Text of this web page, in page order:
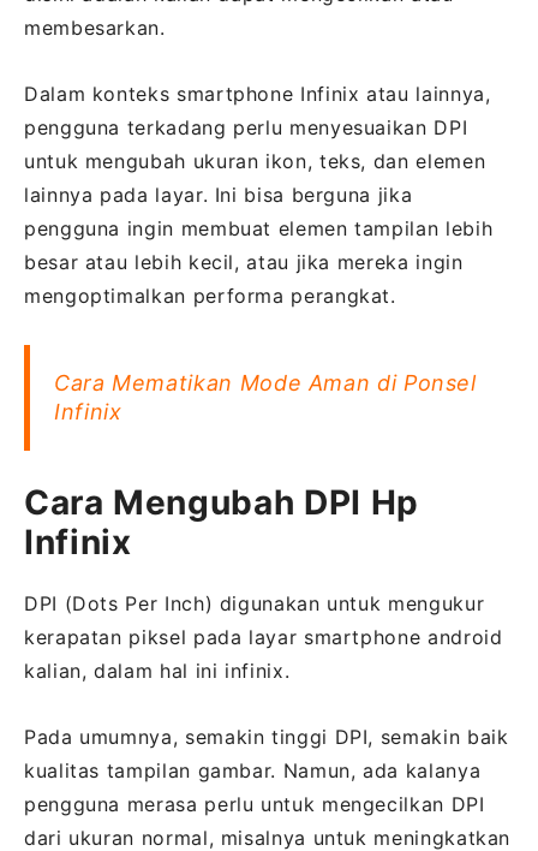
membesarkan.
Dalam konteks smartphone Infinix atau lainnya,
pengguna terkadang perlu menyesuaikan DPI
untuk mengubah ukuran ikon, teks, dan elemen
lainnya pada layar. Ini bisa berguna jika
pengguna ingin membuat elemen tampilan lebih
besar atau lebih kecil, atau jika mereka ingin
mengoptimalkan performa perangkat.
Cara Mematikan Mode Aman di Ponsel
Infinix
Cara Mengubah DPI Hp
Infinix
DPI (Dots Per Inch) digunakan untuk mengukur
kerapatan piksel pada layar smartphone android
kalian, dalam hal ini infinix.
Pada umumnya, semakin tinggi DPI, semakin baik
kualitas tampilan gambar. Namun, ada kalanya
pengguna merasa perlu untuk mengecilkan DPI
dari ukuran normal, misalnya untuk meningkatkan